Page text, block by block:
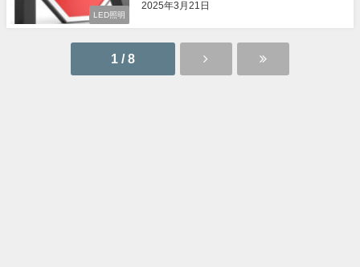
LED照明
2025年3月21日
1 / 8